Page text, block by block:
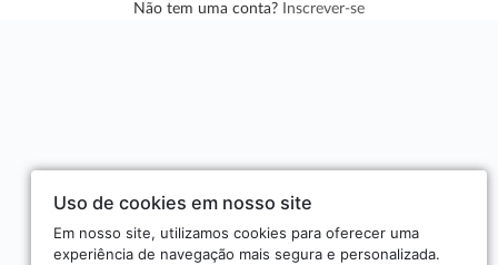
Não tem uma conta? Inscrever-se
Uso de cookies em nosso site
Em nosso site, utilizamos cookies para oferecer uma
experiência de navegação mais segura e personalizada.